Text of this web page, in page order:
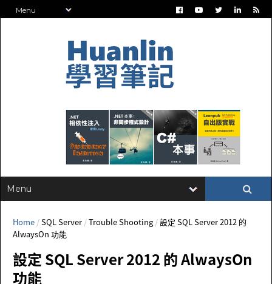
Home /SQL Server /Trouble Shooting /設定 SQL Server 2012 的
AlwaysOn 功能
設定 SQL Server 2012 的 AlwaysOn
功能